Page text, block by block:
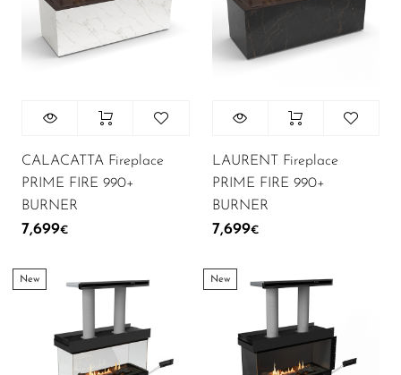
CALACATTA Fireplace
PRIME FIRE 990+
BURNER
7,699€
LAURENT Fireplace
PRIME FIRE 990+
BURNER
7,699€
New New